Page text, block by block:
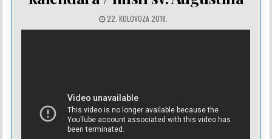
22. KOLOVOZA 2018.